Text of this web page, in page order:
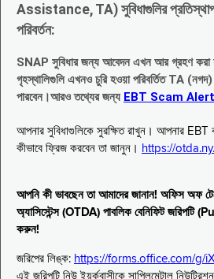
Assistance, TA) সুবিধাগুলির
পরিবর্তন:
SNAP সুবিধার জন্য আবেদন এখন আর গ্রহণ করা
গৃহস্থালিগুলি এখনও চুরি হওয়া পরিবর্তিত TA
পারবেন।আরও তথ্যের জন্য EBT Scam
আপনার সুবিধাগুলিকে সুরক্ষিত রাখুন। আপনার EBT
কীভাবে ফ্রিজ করবেন তা জানুন। https://
আপনি কী ভাবছেন তা আমাদের জানান! অফিস অফ
অ্যাসিস্টেন্স (OTDA) পাবলিক বেনিফিট
করুন!
জরিপের লিঙ্ক: https://forms.office.com/g/
এই জরিপটি নিউ ইয়র্কবাসীকে সাপ্লিমেন্টাল